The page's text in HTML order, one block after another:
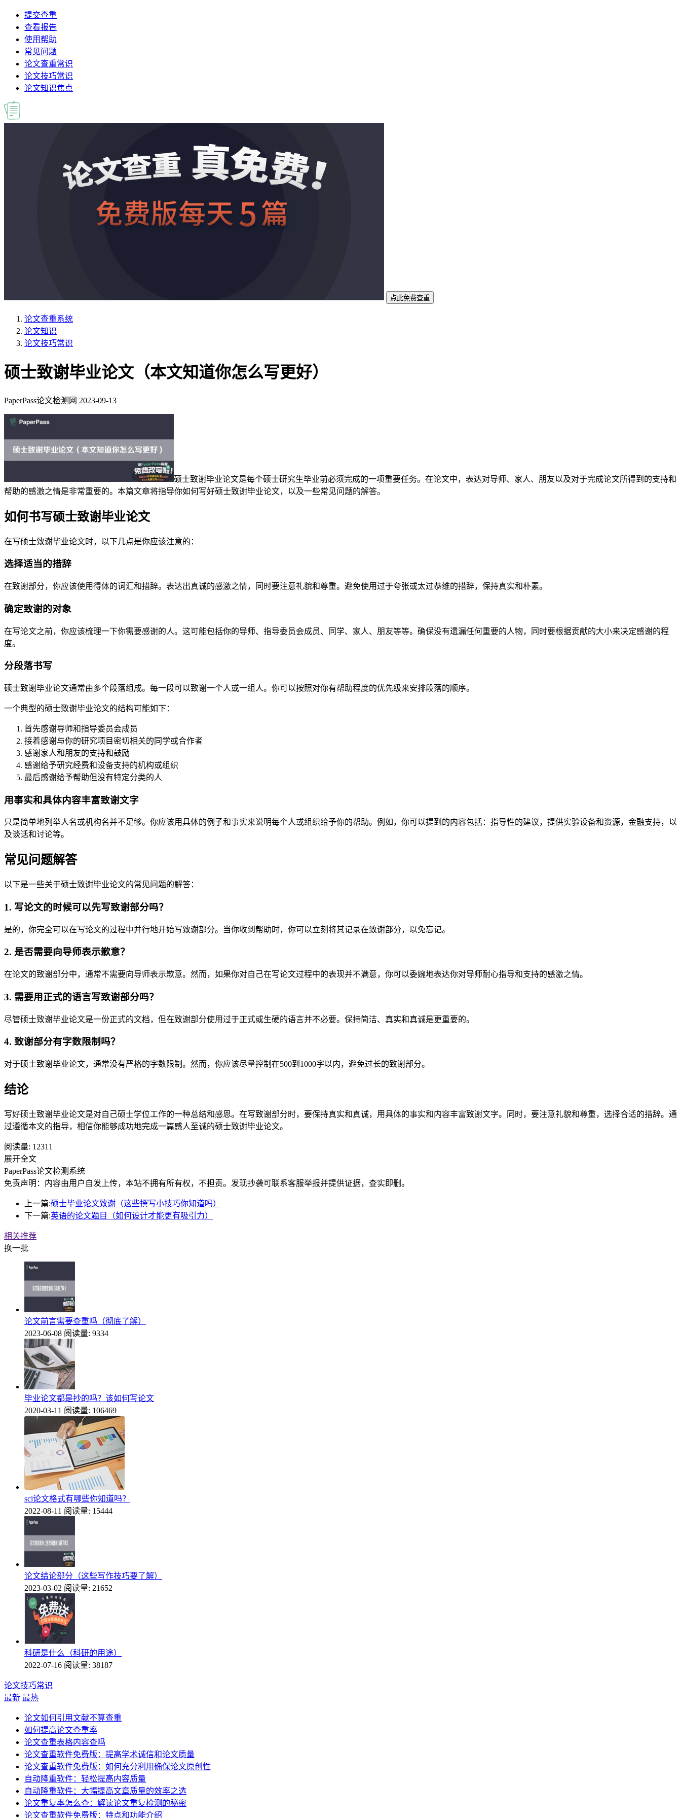
提交查重
查看报告
使用帮助
常见问题
论文查重常识
论文技巧常识
论文知识焦点
点此免费查重
论文查重系统
论文知识
论文技巧常识
硕士致谢毕业论文（本文知道你怎么写更好）
PaperPass论文检测网 2023-09-13
硕士致谢毕业论文是每个硕士研究生毕业前必须完成的一项重要任务。在论文中，表达对导师、家人、朋友以及对于完成论文所得到的支持和
帮助的感激之情是非常重要的。本篇文章将指导你如何写好硕士致谢毕业论文，以及一些常见问题的解答。
如何书写硕士致谢毕业论文
在写硕士致谢毕业论文时，以下几点是你应该注意的：
选择适当的措辞
在致谢部分，你应该使用得体的词汇和措辞。表达出真诚的感激之情，同时要注意礼貌和尊重。避免使用过于夸张或太过恭维的措辞，保持真实和朴素。
确定致谢的对象
在写论文之前，你应该梳理一下你需要感谢的人。这可能包括你的导师、指导委员会成员、同学、家人、朋友等等。确保没有遗漏任何重要的人物，同时要根据贡献的大小来决定感谢的程
度。
分段落书写
硕士致谢毕业论文通常由多个段落组成。每一段可以致谢一个人或一组人。你可以按照对你有帮助程度的优先级来安排段落的顺序。
一个典型的硕士致谢毕业论文的结构可能如下：
首先感谢导师和指导委员会成员
接着感谢与你的研究项目密切相关的同学或合作者
感谢家人和朋友的支持和鼓励
感谢给予研究经费和设备支持的机构或组织
最后感谢给予帮助但没有特定分类的人
用事实和具体内容丰富致谢文字
只是简单地列举人名或机构名并不足够。你应该用具体的例子和事实来说明每个人或组织给予你的帮助。例如，你可以提到的内容包括：指导性的建议，提供实验设备和资源，金融支持，以
及谈话和讨论等。
常见问题解答
以下是一些关于硕士致谢毕业论文的常见问题的解答：
1. 写论文的时候可以先写致谢部分吗？
是的，你完全可以在写论文的过程中并行地开始写致谢部分。当你收到帮助时，你可以立刻将其记录在致谢部分，以免忘记。
2. 是否需要向导师表示歉意？
在论文的致谢部分中，通常不需要向导师表示歉意。然而，如果你对自己在写论文过程中的表现并不满意，你可以委婉地表达你对导师耐心指导和支持的感激之情。
3. 需要用正式的语言写致谢部分吗？
尽管硕士致谢毕业论文是一份正式的文档，但在致谢部分使用过于正式或生硬的语言并不必要。保持简洁、真实和真诚是更重要的。
4. 致谢部分有字数限制吗？
对于硕士致谢毕业论文，通常没有严格的字数限制。然而，你应该尽量控制在500到1000字以内，避免过长的致谢部分。
结论
写好硕士致谢毕业论文是对自己硕士学位工作的一种总结和感恩。在写致谢部分时，要保持真实和真诚，用具体的事实和内容丰富致谢文字。同时，要注意礼貌和尊重，选择合适的措辞。通
过遵循本文的指导，相信你能够成功地完成一篇感人至诚的硕士致谢毕业论文。
阅读量: 12311
展开全文
PaperPass论文检测系统
免责声明：内容由用户自发上传，本站不拥有所有权，不担责。发现抄袭可联系客服举报并提供证据，查实即删。
上一篇:硕士毕业论文致谢（这些撰写小技巧你知道吗）
下一篇:英语的论文题目（如何设计才能更有吸引力）
相关推荐
换一批
论文前言需要查重吗（彻底了解）
2023-06-08 阅读量: 9334
毕业论文都是抄的吗？该如何写论文
2020-03-11 阅读量: 106469
sci论文格式有哪些你知道吗？
2022-08-11 阅读量: 15444
论文结论部分（这些写作技巧要了解）
2023-03-02 阅读量: 21652
科研是什么（科研的用途）
2022-07-16 阅读量: 38187
论文技巧常识
最新 最热
论文如何引用文献不算查重
如何提高论文查重率
论文查重表格内容查吗
论文查重软件免费版：提高学术诚信和论文质量
论文查重软件免费版：如何充分利用确保论文原创性
自动降重软件：轻松提高内容质量
自动降重软件：大幅提高文章质量的效率之选
论文重复率怎么查：解读论文重复检测的秘密
论文查重软件免费版：特点和功能介绍